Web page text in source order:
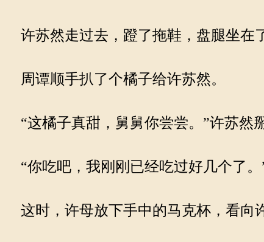
许苏然走过去，蹬了拖鞋，盘腿坐在
周谭顺手扒了个橘子给许苏然。
“这橘子真甜，舅舅你尝尝。”许苏然
“你吃吧，我刚刚已经吃过好几个了。
这时，许母放下手中的马克杯，看向